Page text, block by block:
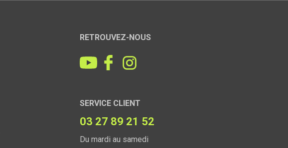
RETROUVEZ-NOUS
SERVICE CLIENT
03 27 89 21 52
Du mardi au samedi